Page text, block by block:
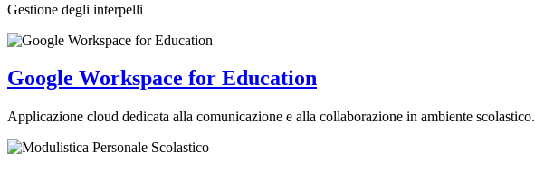
Gestione degli interpelli
Google Workspace for Education
Applicazione cloud dedicata alla comunicazione e alla collaborazione in ambiente scolastico.